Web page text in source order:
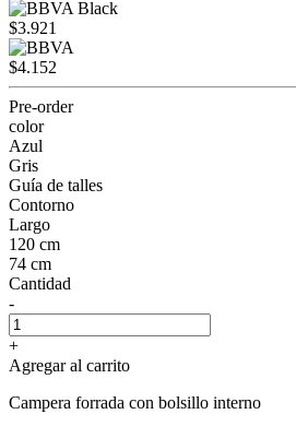
$3.921
$4.152
Pre-order
color
Azul
Gris
Guía de talles
Contorno
Largo
120 cm
74 cm
Cantidad
-
+
Agregar al carrito
Campera forrada con bolsillo interno